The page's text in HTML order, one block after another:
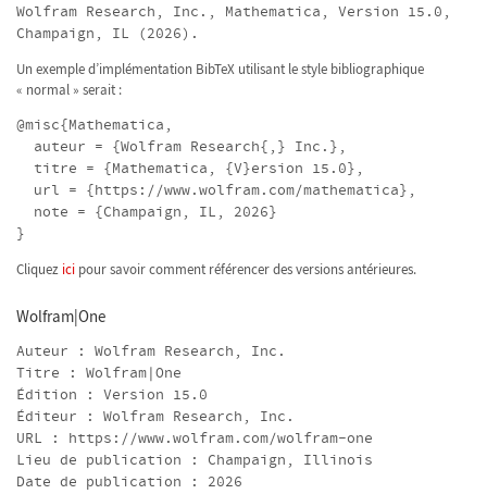
Wolfram Research, Inc., Mathematica, Version 15.0,
Champaign, IL (2026).
Un exemple d’implémentation BibTeX utilisant le style bibliographique
« normal » serait :
@misc{Mathematica,
auteur = {Wolfram Research{,} Inc.},
titre = {Mathematica, {V}ersion 15.0},
url = {https://www.wolfram.com/mathematica},
note = {Champaign, IL, 2026}
}
Cliquez ici pour savoir comment référencer des versions antérieures.
Wolfram|One
Auteur : Wolfram Research, Inc.
Titre : Wolfram|One
Édition : Version 15.0
Éditeur : Wolfram Research, Inc.
URL : https://www.wolfram.com/wolfram-one
Lieu de publication : Champaign, Illinois
Date de publication : 2026